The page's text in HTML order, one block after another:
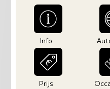
Info
Prijs